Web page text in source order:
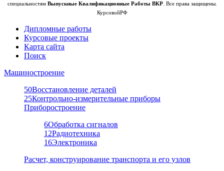
специальностям Выпускные Квалификационные Работы ВКР. Все права защищены.
КурсовойРФ
Дипломные работы
Курсовые проекты
Карта сайта
Поиск
Машиностроение
50Восстановление деталей
25Контрольно-измерительные приборы
Приборостроение
6Обработка сигналов
12Радиотехника
16Электроника
Расчет, конструирование транспорта и его узлов